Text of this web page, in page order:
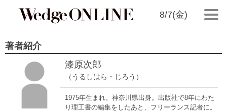
8/7(金)
著者紹介
漆原次郎
（うるしはら・じろう）
1975年生まれ。神奈川県出身。出版社で8年にわた
り理工書の編集をしたあと、フリーランス記者に。